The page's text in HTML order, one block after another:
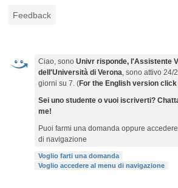
Feedback
Ciao, sonoUnivr risponde, l'Assistente
dell'Università di Verona, sono attivo 24/
giorni su 7. (For the English version click
Sei uno studente o vuoi iscriverti?
me!
Puoi farmi una domanda oppure
di navigazione
Voglio farti una domanda
Voglio accedere al menu di navigazione